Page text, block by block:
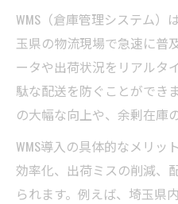
WMS（倉庫管理システム
玉県の物流現場で急速に普
ータや出荷状況をリアルタ
駄な配送を防ぐことができ
の大幅な向上や、余剰在庫
WMS導入の具体的なメリッ
効率化、出荷ミスの削減、
られます。例えば、埼玉県